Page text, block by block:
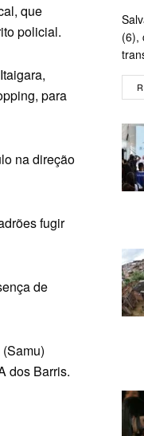
que
policial.
para
na direção
fugir
de
dos Barris.
(6),